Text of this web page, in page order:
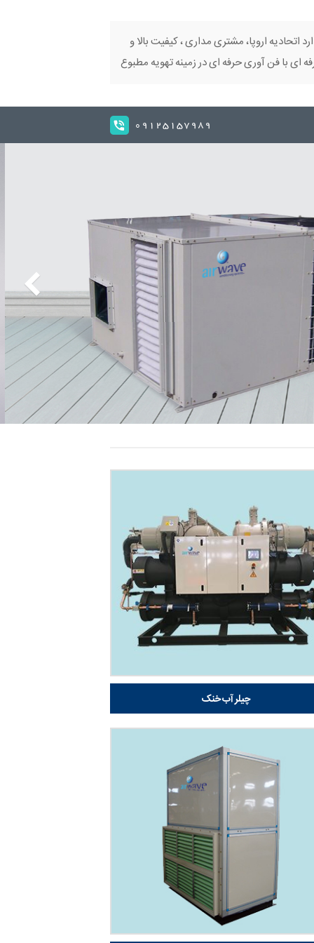
اتحادیه اروپا، مشتری مداری ، کیفیت بالا و
ای با فن آوری حرفه ای در زمینه تهویه مطبوع
09125157989
چیلر آب خنک